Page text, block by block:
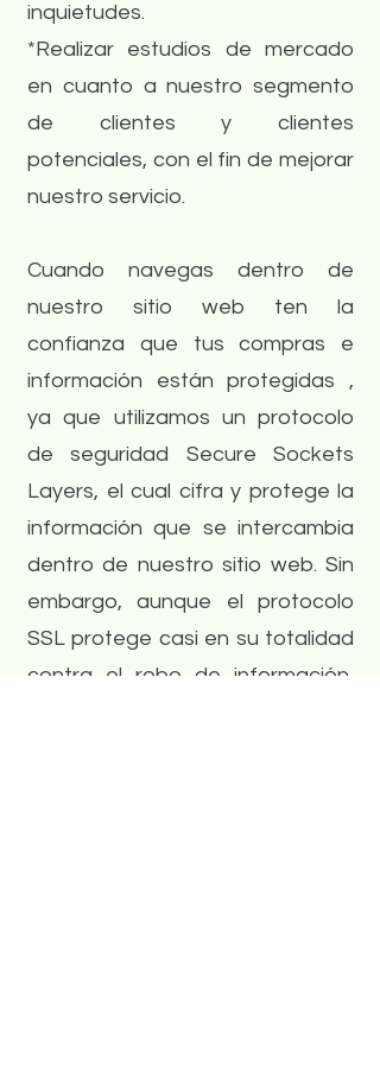
inquietudes.
*Realizar estudios de mercado
en cuanto a nuestro segmento
de clientes y clientes
potenciales, con el fin de mejorar
nuestro servicio.
Cuando navegas dentro de
nuestro sitio web ten la
confianza que tus compras e
información están protegidas ,
ya que utilizamos un protocolo
de seguridad Secure Sockets
Layers, el cual cifra y protege la
información que se intercambia
dentro de nuestro sitio web. Sin
embargo, aunque el protocolo
SSL protege casi en su totalidad
contra el robo de información,